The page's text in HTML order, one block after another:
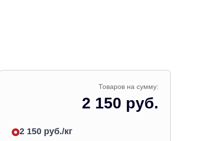
Товаров на сумму:
2 150 руб.
2 150 руб./кг